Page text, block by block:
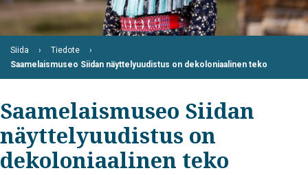
Siida
Tiedote
Saamelaismuseo Siidan näyttelyuudistus on dekoloniaalinen teko
Saamelaismuseo Siidan
näyttelyuudistus on
dekoloniaalinen teko